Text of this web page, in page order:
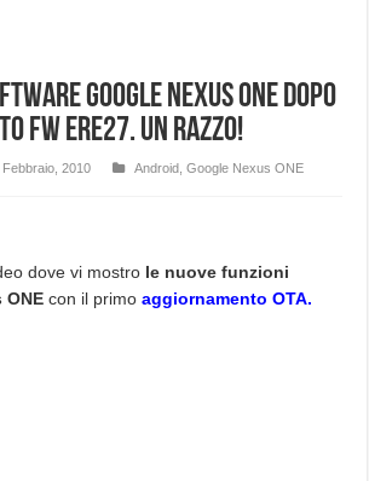
Google Nexus ONE dopo
FW ERE27. Un razzo!
Febbraio, 2010 Android ,Google Nexus ONE
dove vi mostro le nuove funzioni
ONEcon il primoaggiornamento OTA.